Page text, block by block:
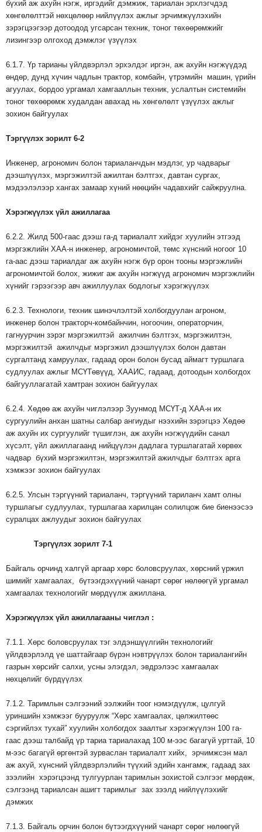
бүхий аж ахуйн нэгж, иргэдийг дэмжиж, тариалан эрхлэгчдэд
хөнгөлөлттэй нөхцөлөөр нийлүүлэх ажлыг эрчимжүүлэхийн
зэрэгцээгээр дотоодод угсарсан техник, тоног төхөөрөмжийг
лизингээр олгоход дэмжлэг үзүүлэх
6.1.7. Үр тарианы үйлдвэрлэл эрхэлдэг иргэн, аж ахуйн нэгжүүдэд
өндөр, дунд хүчин чадлын трактор, комбайн, үтрэмийн машин, үрийн
агуулах, бордоо ургамал хамгааллын техник, услалтын системийн
тоног төхөөрөмж худалдан авахад нь хөнгөлөлт үзүүлэх ажлыг
зохион байгуулах
Тэргүүлэх зорилт 6-2
Инженер, агрономич болон тариаланчдын мэдлэг, ур чадварыг
дээшлүүлэх, мэргэжилтэй ажилтан бэлтгэх, давтан сургах,
мэдээлэлээр хангах замаар хүний нөөцийн чадавхийг сайжруулна.
Хэрэгжүүлэх үйл ажиллагаа
6.2.2. Жилд 500-гаас дээш га-д тариалалт хийдэг хуулийн этгээд
мэргэжлийн ХАА-н инженер, агрономичтой, төмс хүнсний ногоог 10
га-аас дээш тариалдаг аж ахуйн нэгж бүр орон тооны мэргэжлийн
агрономичтой болох, жижиг аж ахуйн нэгжүүд агрономич мэргэжлийн
хүнийг гэрээгээр авч ажиллуулах бодлогыг хэрэгжүүлэх
6.2.3. Технологи, техник шинэчлэлтэй холбогдуулан агроном,
инженер болон тракторч-комбайнчин, ногоочин, операторчин,
гагнуурчин зэрэг мэргэжилтэй ажилчин бэлтгэх, мэргэжилтэн,
мэргэжилтэй ажилчдыг мэргэжил дээшлүүлэх болон давтан
сургалтанд хамруулах, гадаад орон болон бусад аймагт туршлага
судлуулах ажлыг МСҮТөвүүд, ХААИС, гадаад, дотоодын холбогдох
байгууллагатай хамтран зохион байгуулах
6.2.4. Хөдөө аж ахуйн чиглэлээр Зуунмод МСҮТ-д ХАА-н их
сургуулийн анхан шатны салбар ангиудыг нээхийн зэрэгцээ Хөдөө
аж ахуйн их сургуулийг түшиглэн, аж ахуйн нэгжүүдийн санал
хүсэлт, үйл ажиллагаанд нийцүүлэн дадлага туршлагатай хөрвөх
чадвар бүхий мэргэжилтэн, мэргэжилтэй ажилчдыг бэлтгэх арга
хэмжээг зохион байгуулах
6.2.5. Улсын тэргүүний тариаланч, тэргүүний тариланч хамт олны
туршлагыг судлуулах, туршлагаа харилцан солилцож бие биенээсээ
суралцах ажлуудыг зохион байгуулах
Тэргүүлэх зорилт 7-1
Байгаль орчинд халгүй аргаар хөрс боловсруулах, хөрсний үржил
шимийг хамгаалах, бүтээгдэхүүний чанарт сөрөг нөлөөгүй ургамал
хамгаалах технологийг мөрдүүлж ажиллана.
Хэрэгжүүлэх үйл ажиллагааны чиглэл :
7.1.1. Хөрс боловсруулах тэг элдэншүүлгийн технологийг
үйлдвэрлэлд үе шаттайгаар бүрэн нэвтрүүлэх болон тариалангийн
газрын хөрсийг салхи, усны элэгдэл, эвдрэлээс хамгаалах
нөхцөлийг бүрдүүлэх
7.1.2. Таримлын сэлгээний ээлжийн тоог нэмэгдүүлж, цулгуй
уриншийн хэмжээг бууруулж “Хөрс хамгаалах, цөлжилтөөс
сэргийлэх тухай” хуулийн холбогдох заалтыг хэрэгжүүлэн 100 га-
гаас дээш талбайд үр тариа тариалахад 100 м-ээс багагүй урттай, 10
м-ээс багагүй өргөнтэй зурваслан тариалалт хийх, эрчимжсэн мал
аж ахуй, хүнсний үйлдвэрлэлийн түүхий эдийн хангамж, гадаад зах
зээлийн хэрэгцээнд тулгуурлан таримлын зохистой сэлгээг мөрдөж,
сэлгээнд тариалсан ашигт таримлыг зах зээлд нийлүүлэхийг
дэмжих
7.1.3. Байгаль орчин болон бүтээгдхүүний чанарт сөрөг нөлөөгүй